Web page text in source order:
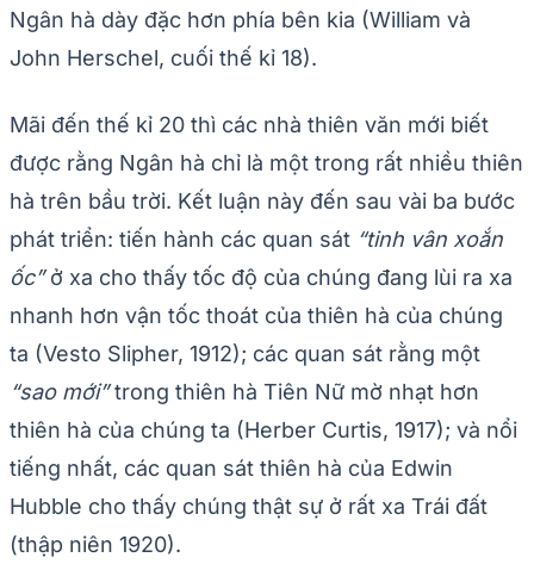
Ngân hà dày đặc hơn phía bên kia (William và
John Herschel, cuối thế kỉ 18).
Mãi đến thế kỉ 20 thì các nhà thiên văn mới biết
được rằng Ngân hà chỉ là một trong rất nhiều thiên
hà trên bầu trời. Kết luận này đến sau vài ba bước
phát triển: tiến hành các quan sát “tinh vân xoắn
ốc”ở xa cho thấy tốc độ của chúng đang lùi ra xa
nhanh hơn vận tốc thoát của thiên hà của chúng
ta (Vesto Slipher, 1912); các quan sát rằng một
“sao mới”trong thiên hà Tiên Nữ mờ nhạt hơn
thiên hà của chúng ta (Herber Curtis, 1917); và nổi
tiếng nhất, các quan sát thiên hà của Edwin
Hubble cho thấy chúng thật sự ở rất xa Trái đất
(thập niên 1920).